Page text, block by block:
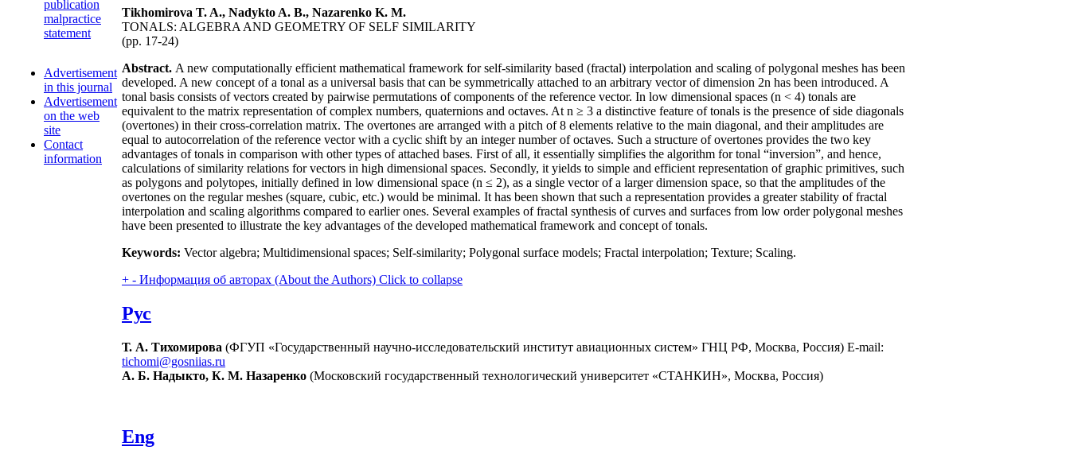
publication
malpractice
statement
Advertisement
in this journal
Advertisement
on the web
site
Contact
information
Tikhomirova T. A., Nadykto A. B., Nazarenko K. M.
TONALS: ALGEBRA AND GEOMETRY OF SELF SIMILARITY
(pp. 17-24)
Abstract. A new computationally efficient mathematical framework for self-similarity based (fractal) interpolation and scaling of polygonal meshes has been
developed. A new concept of a tonal as a universal basis that can be symmetrically attached to an arbitrary vector of dimension 2n has been introduced. A
tonal basis consists of vectors created by pairwise permutations of components of the reference vector. In low dimensional spaces (n < 4) tonals are
equivalent to the matrix representation of complex numbers, quaternions and octaves. At n ≥ 3 a distinctive feature of tonals is the presence of side diagonals
(overtones) in their cross-correlation matrix. The overtones are arranged with a pitch of 8 elements relative to the main diagonal, and their amplitudes are
equal to autocorrelation of the reference vector with a cyclic shift by an integer number of octaves. Such a structure of overtones provides the two key
advantages of tonals in comparison with other types of attached bases. First of all, it essentially simplifies the algorithm for tonal “inversion”, and hence,
calculations of similarity relations for vectors in high dimensional spaces. Secondly, it yields to simple and efficient representation of graphic primitives, such
as polygons and polytopes, initially defined in low dimensional space (n ≤ 2), as a single vector of a larger dimension space, so that the amplitudes of the
overtones on the regular meshes (square, cubic, etc.) would be minimal. It has been shown that such a representation provides a greater stability of fractal
interpolation and scaling algorithms compared to earlier ones. Several examples of fractal synthesis of curves and surfaces from low order polygonal meshes
have been presented to illustrate the key advantages of the developed mathematical framework and concept of tonals.
Keywords: Vector algebra; Multidimensional spaces; Self-similarity; Polygonal surface models; Fractal interpolation; Texture; Scaling.
+ - Информация об авторах (About the Authors) Click to collapse
Рус
Т. А. Тихомирова (ФГУП «Государственный научно-исследовательский институт авиационных систем» ГНЦ РФ, Москва, Россия) E-mail:
tichomi@gosniias.ru
А. Б. Надыкто, К. М. Назаренко (Московский государственный технологический университет «СТАНКИН», Москва, Россия)
Eng